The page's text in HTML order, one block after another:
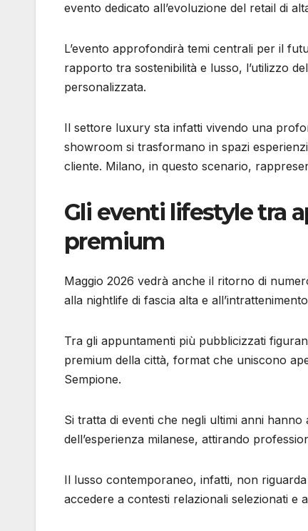
evento dedicato all’evoluzione del retail di
L’evento approfondirà temi centrali per il
rapporto tra sostenibilità e lusso, l’utilizzo
personalizzata.
Il settore luxury sta infatti vivendo una
showroom si trasformano in spazi
cliente. Milano, in questo scenario,
Gli eventi lifestyle tra
premium
Maggio 2026 vedrà anche il ritorno di
alla nightlife di fascia alta e
Tra gli appuntamenti più pubblicizzati
premium della città, format che uniscono
Sempione.
Si tratta di eventi che negli ultimi anni
dell’esperienza milanese, attirando
Il lusso contemporaneo, infatti, non
accedere a contesti relazionali selezionati e